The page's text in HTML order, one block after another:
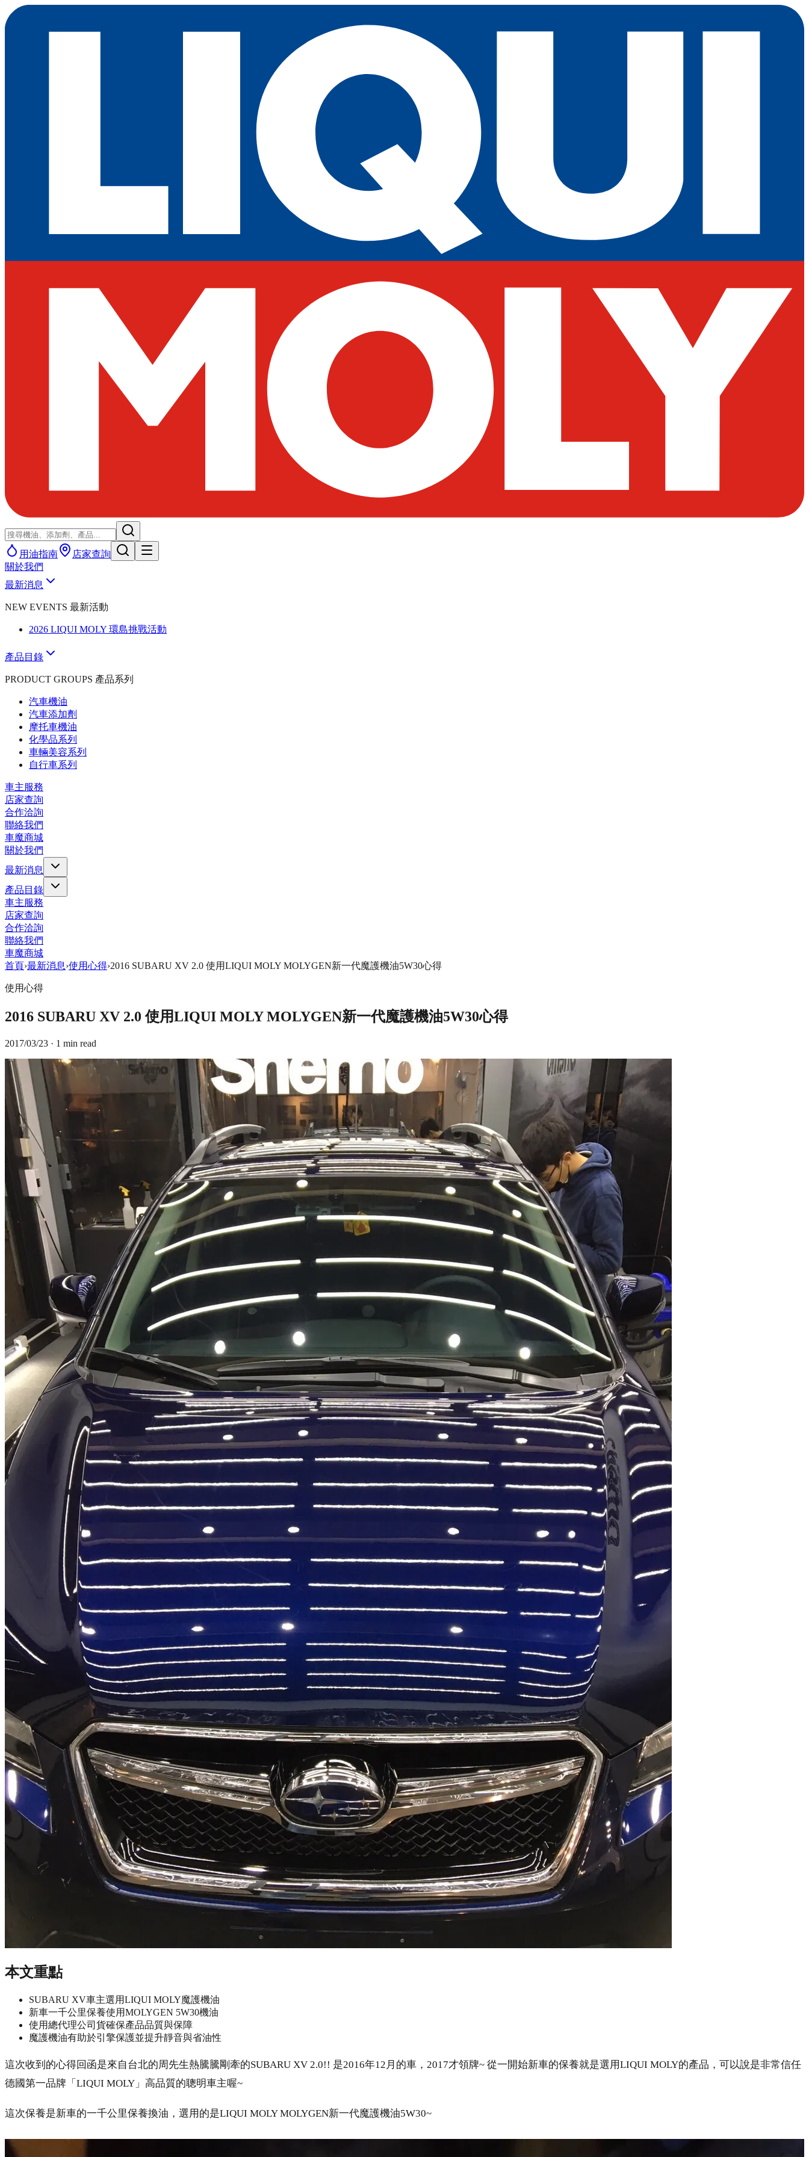
用油指南
店家查詢
關於我們
最新消息
NEW EVENTS 最新活動
2026 LIQUI MOLY 環島挑戰活動
產品目錄
PRODUCT GROUPS 產品系列
汽車機油
汽車添加劑
摩托車機油
化學品系列
車輛美容系列
自行車系列
車主服務
店家查詢
合作洽詢
聯絡我們
車魔商城
關於我們
最新消息
產品目錄
車主服務
店家查詢
合作洽詢
聯絡我們
車魔商城
首頁›最新消息›使用心得›2016 SUBARU XV 2.0 使用LIQUI MOLY MOLYGEN新一代魔護機油5W30心得
使用心得
2016 SUBARU XV 2.0 使用LIQUI MOLY MOLYGEN新一代魔護機油5W30心得
2017/03/23 · 1 min read
本文重點
SUBARU XV車主選用LIQUI MOLY魔護機油
新車一千公里保養使用MOLYGEN 5W30機油
使用總代理公司貨確保產品品質與保障
魔護機油有助於引擎保護並提升靜音與省油性
這次收到的心得回函是來自台北的周先生熱騰騰剛牽的SUBARU XV 2.0!! 是2016年12月的車，2017才領牌~ 從一開始新車的保養就是選用LIQUI MOLY的產品，可以說是非常信任
德國第一品牌「LIQUI MOLY」高品質的聰明車主喔~
這次保養是新車的一千公里保養換油，選用的是LIQUI MOLY MOLYGEN新一代魔護機油5W30~